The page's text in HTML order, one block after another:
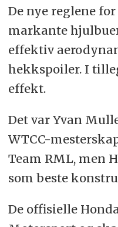
De nye reglene
markante
effektiv
hekkspoiler. I
effekt.
Det var Yvan
WTCC-
Team RML, men
som beste
De offisielle